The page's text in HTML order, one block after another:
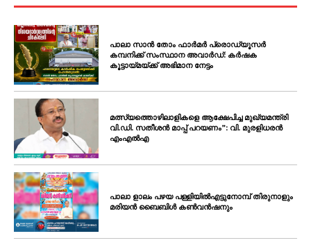
പാലാ സാൻ തോം ഫാർമർ പ്രൊഡ്യൂസർ
കമ്പനിക്ക് സംസ്ഥാന അവാർഡ്: കർഷക
കൂട്ടായ്മയ്ക്ക് അഭിമാന നേട്ടം
മത്സ്യത്തൊഴിലാളികളെ ആക്ഷേപിച്ച മുഖ്യമന്ത്രി
വി.ഡി. സതീശൻ മാപ്പ് പറയണം”: വി. മുരളിധരൻ
എംഎൽഎ
പാലാ ളാലം പഴയ പള്ളിയിൽഎട്ടുനോമ്പ് തിരുനാളും
മരിയൻ ബൈബിൾ കൺവൻഷനും